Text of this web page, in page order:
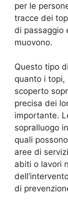
per le
tracce dei
di passaggio
muovono.
Questo tipo
quanto i topi,
scoperto
precisa dei
importante.
sopralluogo
quali
aree di
abiti o lavori
di